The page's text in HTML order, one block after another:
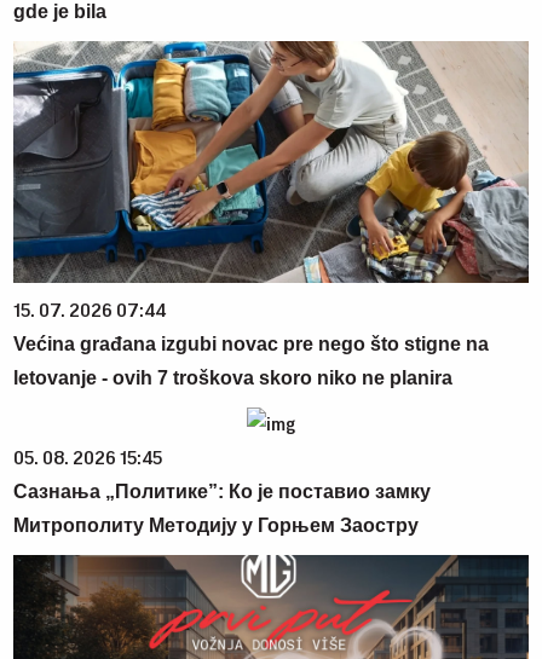
gde je bila
15. 07. 2026 07:44
Većina građana izgubi novac pre nego što stigne na
letovanje - ovih 7 troškova skoro niko ne planira
05. 08. 2026 15:45
Сазнања „Политике”: Ко је поставио замку
Митрополиту Методију у Горњем Заостру